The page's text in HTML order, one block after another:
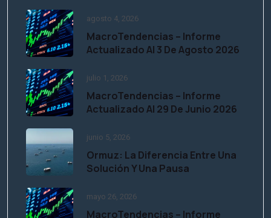
agosto 4, 2026
MacroTendencias – Informe
Actualizado Al 3 De Agosto 2026
julio 1, 2026
MacroTendencias – Informe
Actualizado Al 29 De Junio 2026
junio 5, 2026
Ormuz: La Diferencia Entre Una
Solución Y Una Pausa
mayo 26, 2026
MacroTendencias – Informe